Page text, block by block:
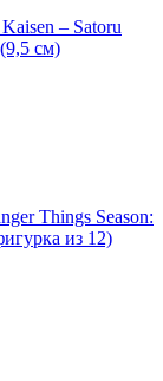
– Satoru
см)
Things Season:
из 12)